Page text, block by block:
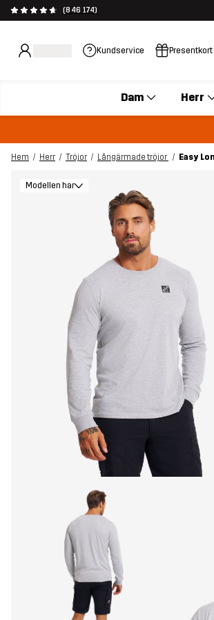
(846 174)
Kundservice Presentkort
Dam Herr
Hem Herr Tröjor Långärmade tröjor
Easy
Modellen har